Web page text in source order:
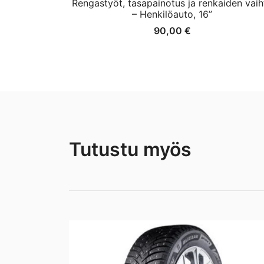
Rengastyöt, tasapainotus ja renkaiden
– Henkilöauto, 16”
90,00 €
Tutustu myös